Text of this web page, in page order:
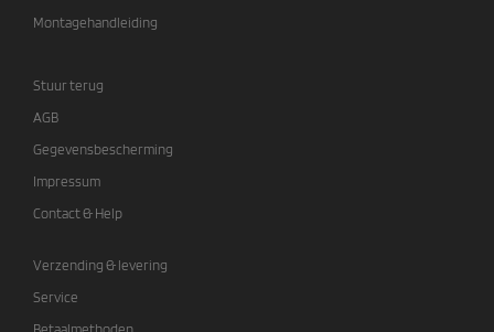
Montagehandleiding
Stuur terug
AGB
Gegevensbescherming
Impressum
Contact & Help
Verzending & levering
Service